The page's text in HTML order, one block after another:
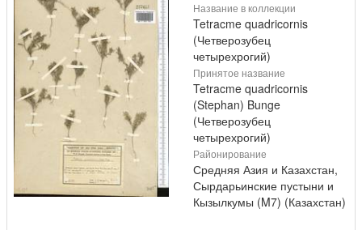
Название в коллекции
Tetracme quadricornis
(Четверозубец
четырехрогий)
Принятое название
Tetracme quadricornis
(Stephan) Bunge
(Четверозубец
четырехрогий)
Районирование
Средняя Азия и Казахстан,
Сырдарьинские пустыни и
Кызылкумы (M7) (Казахстан)